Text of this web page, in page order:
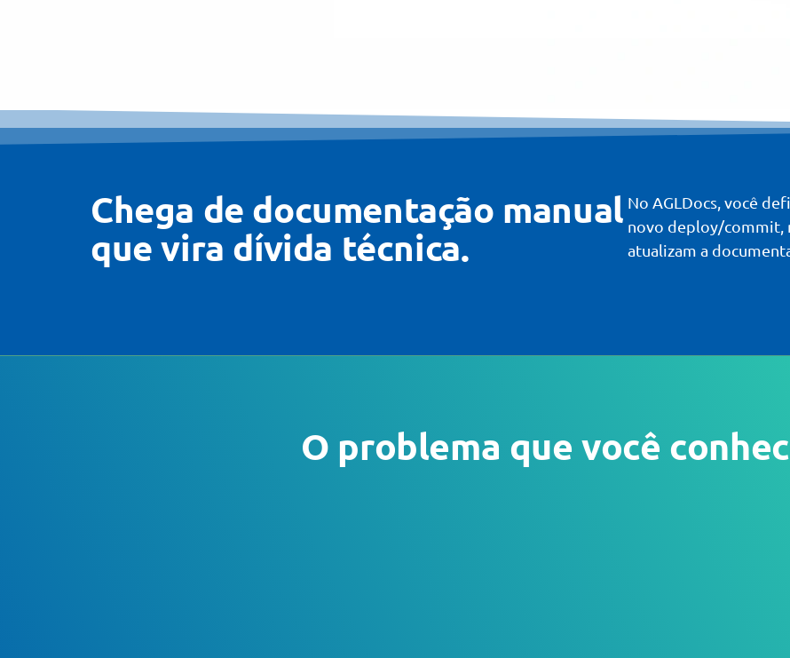
Chega de documentação manual
que vira dívida técnica.
No AGLDocs, você
novo deploy/commit,
atualizam a
O problema que você